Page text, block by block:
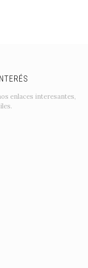
enlaces interesantes,